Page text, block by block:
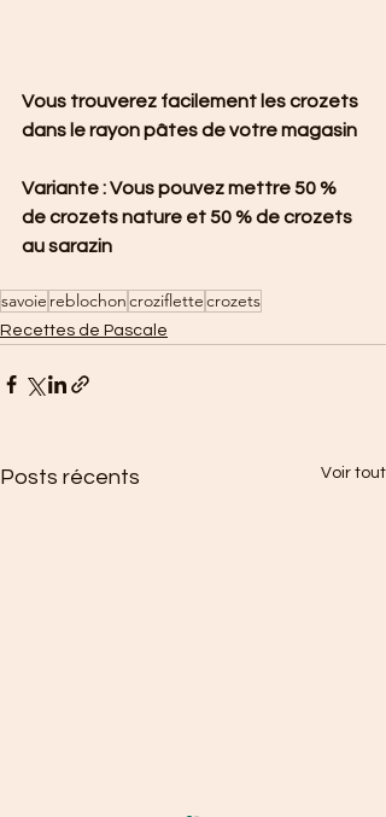
Vous trouverez facilement les crozets
dans le rayon pâtes de votre magasin
Variante : Vous pouvez mettre 50 %
de crozets nature et 50 % de crozets
au sarazin
savoie reblochoncroziflettecrozets
Recettes de Pascale
Posts récents Voir tout